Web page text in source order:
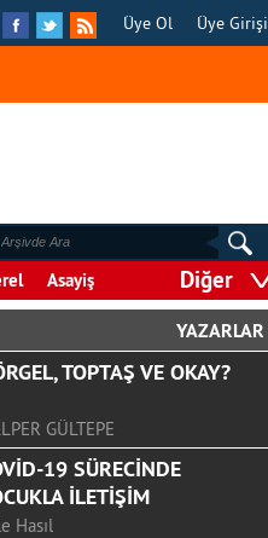
Üye Ol Üye Girişi
Asayiş Diğer
YAZARLAR
TOPTAŞ VE OKAY?
GÜLTEPE
19 SÜRECİNDE
İLETİŞİM
Hasıl